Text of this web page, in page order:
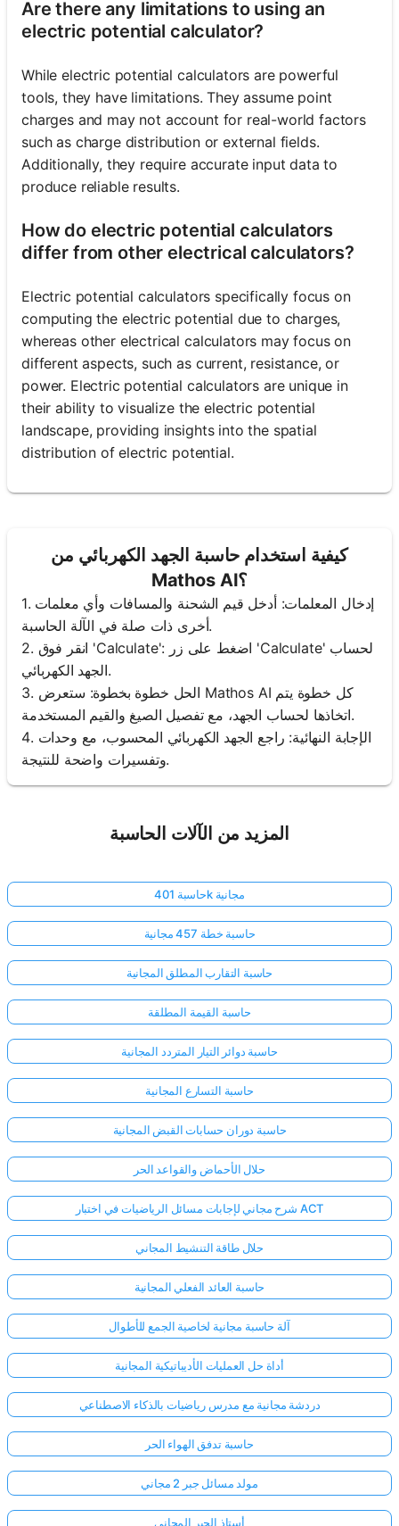
Are there any limitations to using an
electric potential calculator?
While electric potential calculators are powerful
tools, they have limitations. They assume point
charges and may not account for real-world factors
such as charge distribution or external fields.
Additionally, they require accurate input data to
produce reliable results.
How do electric potential calculators
differ from other electrical calculators?
Electric potential calculators specifically focus on
computing the electric potential due to charges,
whereas other electrical calculators may focus on
different aspects, such as current, resistance, or
power. Electric potential calculators are unique in
their ability to visualize the electric potential
landscape, providing insights into the spatial
distribution of electric potential.
كيفية استخدام حاسبة الجهد الكهربائي من
Mathos AI؟
1. إدخال المعلمات: أدخل قيم الشحنة والمسافات وأي معلمات
أخرى ذات صلة في الآلة الحاسبة.
2. انقر فوق 'Calculate': اضغط على زر 'Calculate' لحساب
الجهد الكهربائي.
3. الحل خطوة بخطوة: ستعرض Mathos AI كل خطوة يتم
اتخاذها لحساب الجهد، مع تفصيل الصيغ والقيم المستخدمة.
4. الإجابة النهائية: راجع الجهد الكهربائي المحسوب، مع وحدات
وتفسيرات واضحة للنتيجة.
المزيد من الآلات الحاسبة
حاسبة 401k مجانية
حاسبة خطة 457 مجانية
حاسبة التقارب المطلق المجانية
حاسبة القيمة المطلقة
حاسبة دوائر التيار المتردد المجانية
حاسبة التسارع المجانية
حاسبة دوران حسابات القبض المجانية
حلال الأحماض والقواعد الحر
شرح مجاني لإجابات مسائل الرياضيات في اختبار ACT
حلال طاقة التنشيط المجاني
حاسبة العائد الفعلي المجانية
آلة حاسبة مجانية لخاصية الجمع للأطوال
أداة حل العمليات الأديباتيكية المجانية
دردشة مجانية مع مدرس رياضيات بالذكاء الاصطناعي
حاسبة تدفق الهواء الحر
مولد مسائل جبر 2 مجاني
أستاذ الجبر المجاني